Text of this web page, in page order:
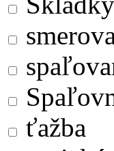
ťažba